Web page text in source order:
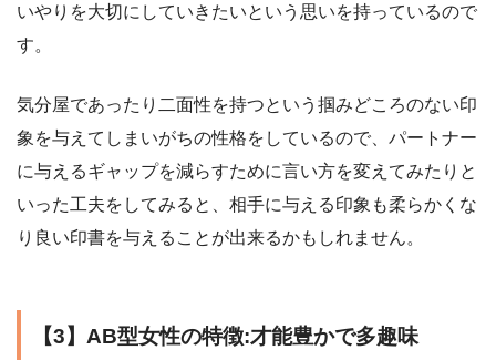
いやりを大切にしていきたいという思いを持っているので
す。
気分屋であったり二面性を持つという掴みどころのない印
象を与えてしまいがちの性格をしているので、パートナー
に与えるギャップを減らすために言い方を変えてみたりと
いった工夫をしてみると、相手に与える印象も柔らかくな
り良い印書を与えることが出来るかもしれません。
【3】AB型女性の特徴:才能豊かで多趣味